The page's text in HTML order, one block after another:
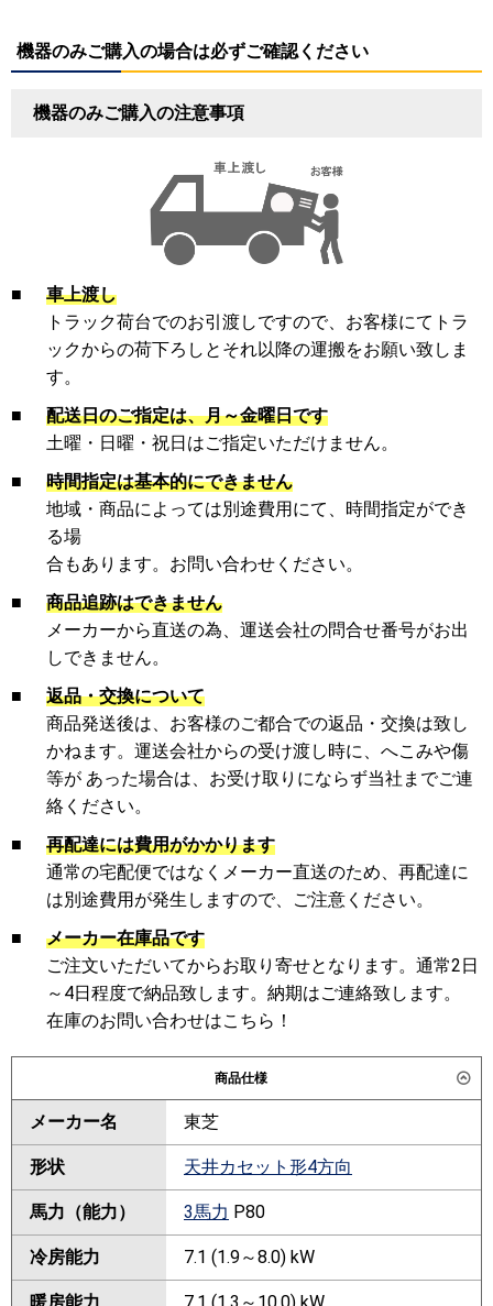
機器のみご購入の場合は必ずご確認ください
機器のみご購入の注意事項
■
車上渡し
トラック荷台でのお引渡しですので、お客様にてトラ
ックからの荷下ろしとそれ以降の運搬をお願い致しま
す。
■
配送日のご指定は、月～金曜日です
土曜・日曜・祝日はご指定いただけません。
■
時間指定は基本的にできません
地域・商品によっては別途費用にて、時間指定ができ
る場
合もあります。お問い合わせください。
■
商品追跡はできません
メーカーから直送の為、運送会社の問合せ番号がお出
しできません。
■
返品・交換について
商品発送後は、お客様のご都合での返品・交換は致し
かねます。運送会社からの受け渡し時に、へこみや傷
等が あった場合は、お受け取りにならず当社までご連
絡ください。
■
再配達には費用がかかります
通常の宅配便ではなくメーカー直送のため、再配達に
は別途費用が発生しますので、ご注意ください。
■
メーカー在庫品です
ご注文いただいてからお取り寄せとなります。通常2日
～4日程度で納品致します。納期はご連絡致します。
在庫のお問い合わせはこちら！
商品仕様
メーカー名 東芝
形状 天井カセット形4方向
馬力（能力） 3馬力 P80
冷房能力 7.1 (1.9～8.0) kW
暖房能力 7.1 (1.3～10.0) kW